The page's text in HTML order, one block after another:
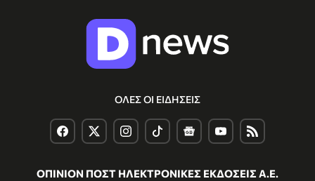
ΟΛΕΣ ΟΙ ΕΙΔΗΣΕΙΣ
ΟΠΙΝΙΟΝ ΠΟΣΤ ΗΛΕΚΤΡΟΝΙΚΕΣ ΕΚΔΟΣΕΙΣ Α.Ε.